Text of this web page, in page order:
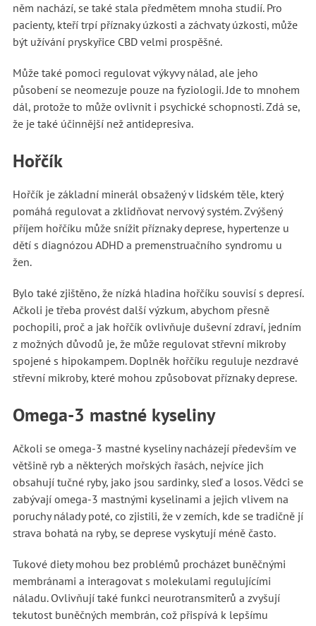
něm nachází, se také stala předmětem mnoha studií. Pro
pacienty, kteří trpí příznaky úzkosti a záchvaty úzkosti, může
být užívání pryskyřice CBD velmi prospěšné.
Může také pomoci regulovat výkyvy nálad, ale jeho
působení se neomezuje pouze na fyziologii. Jde to mnohem
dál, protože to může ovlivnit i psychické schopnosti. Zdá se,
že je také účinnější než antidepresiva.
Hořčík
Hořčík je základní minerál obsažený v lidském těle, který
pomáhá regulovat a zklidňovat nervový systém. Zvýšený
příjem hořčíku může snížit příznaky deprese, hypertenze u
dětí s diagnózou ADHD a premenstruačního syndromu u
žen.
Bylo také zjištěno, že nízká hladina hořčíku souvisí s depresí.
Ačkoli je třeba provést další výzkum, abychom přesně
pochopili, proč a jak hořčík ovlivňuje duševní zdraví, jedním
z možných důvodů je, že může regulovat střevní mikroby
spojené s hipokampem. Doplněk hořčíku reguluje nezdravé
střevní mikroby, které mohou způsobovat příznaky deprese.
Omega-3 mastné kyseliny
Ačkoli se omega-3 mastné kyseliny nacházejí především ve
většině ryb a některých mořských řasách, nejvíce jich
obsahují tučné ryby, jako jsou sardinky, sleď a losos. Vědci se
zabývají omega-3 mastnými kyselinami a jejich vlivem na
poruchy nálady poté, co zjistili, že v zemích, kde se tradičně jí
strava bohatá na ryby, se deprese vyskytují méně často.
Tukové diety mohou bez problémů procházet buněčnými
membránami a interagovat s molekulami regulujícími
náladu. Ovlivňují také funkci neurotransmiterů a zvyšují
tekutost buněčných membrán, což přispívá k lepšímu